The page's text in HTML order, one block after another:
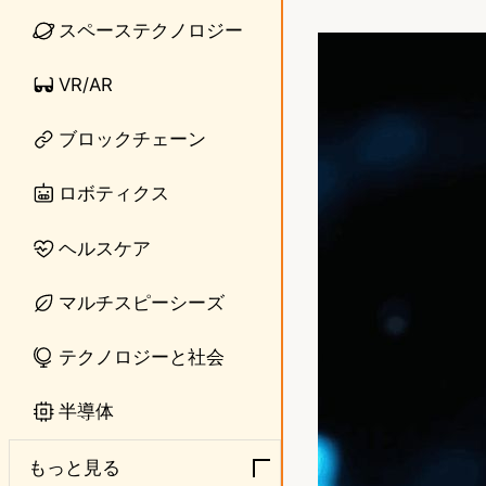
スペーステクノロジー
VR/AR
ブロックチェーン
ロボティクス
ヘルスケア
マルチスピーシーズ
テクノロジーと社会
半導体
もっと見る